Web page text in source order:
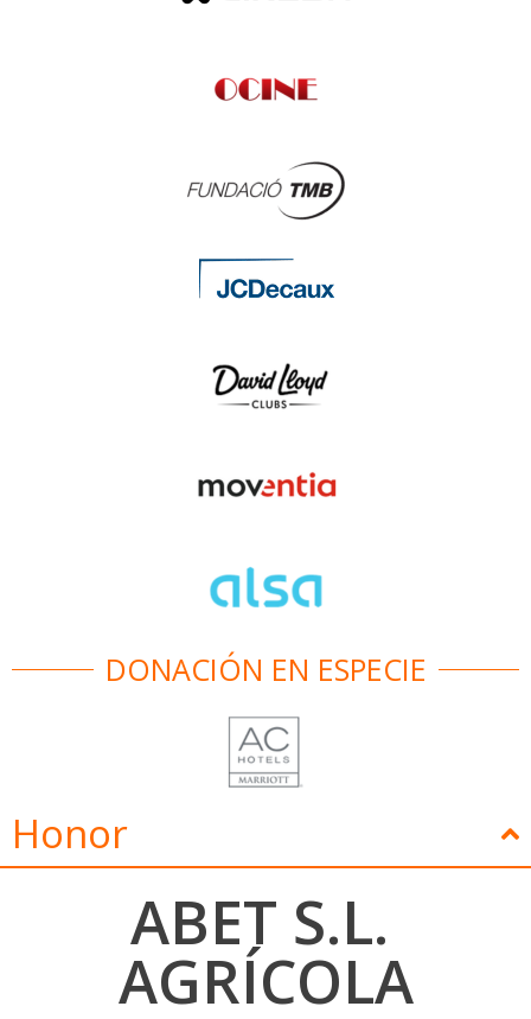
DONACIÓN EN ESPECIE
Honor
ABET S.L.
AGRÍCOLA